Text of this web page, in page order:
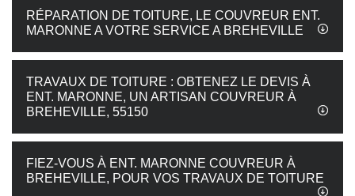
RÉPARATION DE TOITURE, LE COUVREUR ENT.
MARONNE A VOTRE SERVICE A BREHEVILLE
TRAVAUX DE TOITURE : OBTENEZ LE DEVIS À
ENT. MARONNE, UN ARTISAN COUVREUR À
BREHEVILLE, 55150
FIEZ-VOUS À ENT. MARONNE COUVREUR À
BREHEVILLE, POUR VOS TRAVAUX DE TOITURE